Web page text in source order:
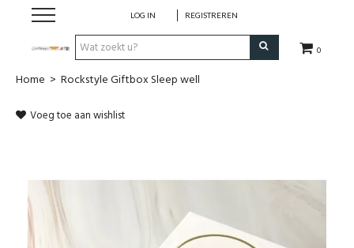
0
LOG IN REGISTREREN
Hulp bij
Verzorging
Home > Rockstyle Giftbox Sleep well
Voeg toe aan wishlist